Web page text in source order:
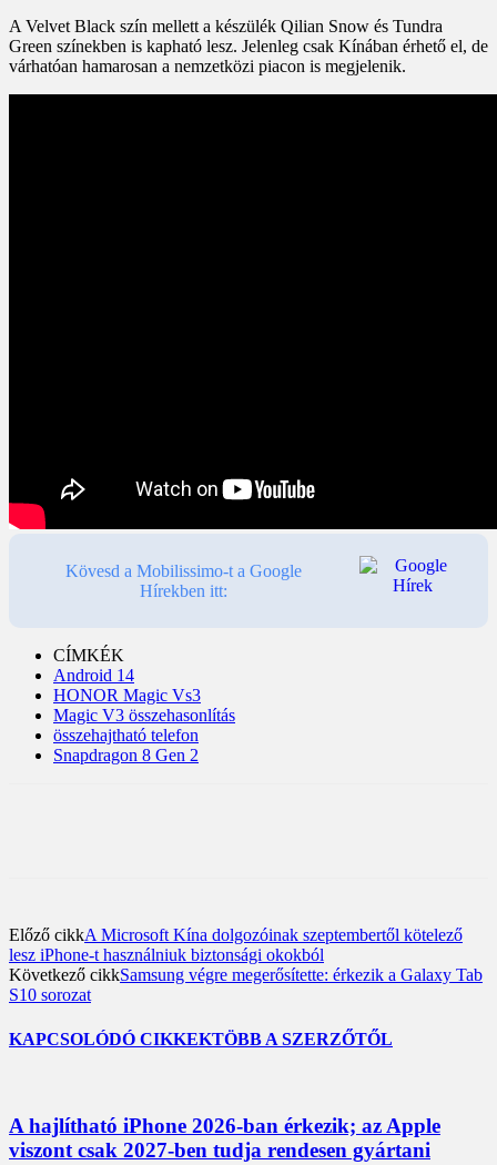
A Velvet Black szín mellett a készülék Qilian Snow és Tundra
Green színekben is kapható lesz. Jelenleg csak Kínában érhető el, de
várhatóan hamarosan a nemzetközi piacon is megjelenik.
Kövesd a Mobilissimo-t a Google
Hírekben itt:
CÍMKÉK
Android 14
HONOR Magic Vs3
Magic V3 összehasonlítás
összehajtható telefon
Snapdragon 8 Gen 2
Előző cikkA Microsoft Kína dolgozóinak szeptembertől kötelező
lesz iPhone-t használniuk biztonsági okokból
Következő cikkSamsung végre megerősítette: érkezik a Galaxy Tab
S10 sorozat
KAPCSOLÓDÓ CIKKEKTÖBB A SZERZŐTŐL
A hajlítható iPhone 2026-ban érkezik; az Apple
viszont csak 2027-ben tudja rendesen gyártani